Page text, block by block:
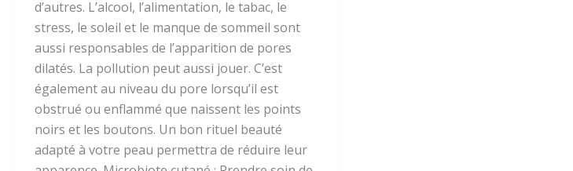
d’autres. L’alcool, l’alimentation, le tabac, le
stress, le soleil et le manque de sommeil sont
aussi responsables de l’apparition de pores
dilatés. La pollution peut aussi jouer. C’est
également au niveau du pore lorsqu’il est
obstrué ou enflammé que naissent les points
noirs et les boutons. Un bon rituel beauté
adapté à votre peau permettra de réduire leur